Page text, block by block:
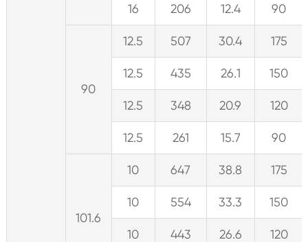
16 206 12.4 90
90
12.5 507 30.4 175
12.5 435 26.1 150
12.5 348 20.9 120
12.5 261 15.7 90
101.6
10 647 38.8 175
10 554 33.3 150
10 443 26.6 120